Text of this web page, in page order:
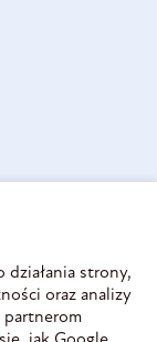
strony,
oraz analizy
partnerom